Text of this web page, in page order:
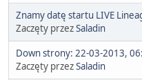
Znamy datę startu LIVE
Zaczęty przezSaladin
Down strony: 22-03-2013,
Zaczęty przezSaladin